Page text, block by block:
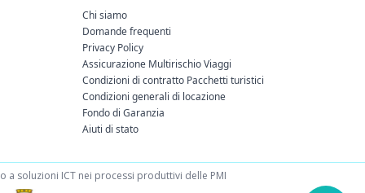
Chi siamo
Domande frequenti
Privacy Policy
Assicurazione Multirischio Viaggi
Condizioni di contratto Pacchetti turistici
Condizioni generali di locazione
Fondo di Garanzia
Aiuti di stato
a soluzioni ICT nei processi produttivi delle PMI